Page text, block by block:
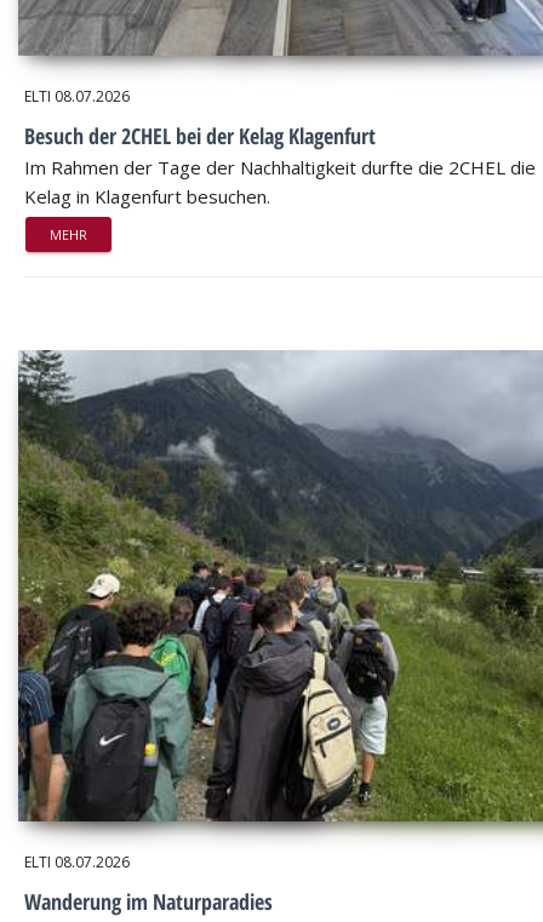
ELTI 08.07.2026
Besuch der 2CHEL bei der Kelag Klagenfurt
Im Rahmen der Tage der Nachhaltigkeit durfte die 2CHEL die
Kelag in Klagenfurt besuchen.
MEHR
ELTI 08.07.2026
Wanderung im Naturparadies